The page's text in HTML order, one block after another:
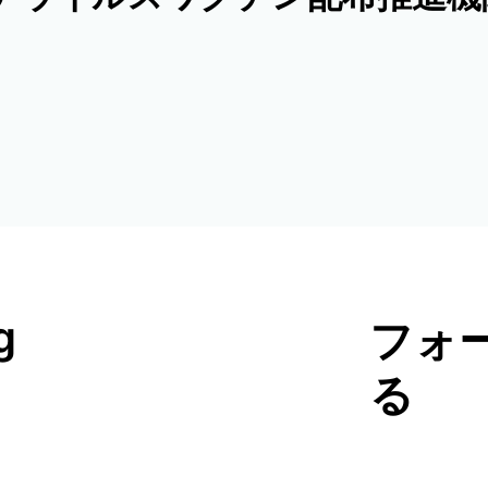
フォ
る